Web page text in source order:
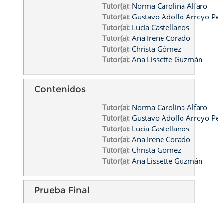
Tutor(a): Norma Carolina Alfaro
Tutor(a): Gustavo Adolfo Arroyo
Tutor(a): Lucia Castellanos
Tutor(a): Ana Irene Corado
Tutor(a): Christa Gómez
Tutor(a): Ana Lissette Guzmán
Contenidos
Tutor(a): Norma Carolina Alfaro
Tutor(a): Gustavo Adolfo Arroyo
Tutor(a): Lucia Castellanos
Tutor(a): Ana Irene Corado
Tutor(a): Christa Gómez
Tutor(a): Ana Lissette Guzmán
Prueba Final